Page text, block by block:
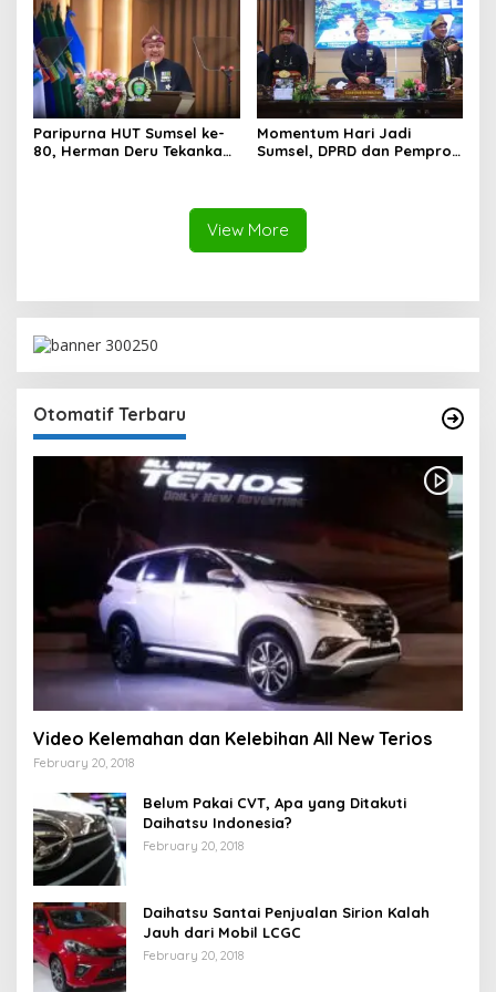
Juta Ton Juta Ton
Paripurna HUT Sumsel ke-
80, Herman Deru Tekankan
Momentum Hari Jadi
Sumsel, DPRD dan Pemprov
View More
Otomatif Terbaru
Video Kelemahan dan Kelebihan All New Terios
February 20, 2018
Belum Pakai CVT, Apa yang Ditakuti
Daihatsu Indonesia?
February 20, 2018
Daihatsu Santai Penjualan Sirion Kalah
Jauh dari Mobil LCGC
February 20, 2018